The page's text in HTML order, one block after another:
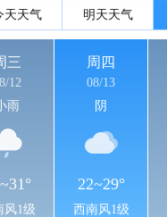
天天气 明天天气
三
12
雨
风1级
周四
08/13
阴
22~29°
西南风1级